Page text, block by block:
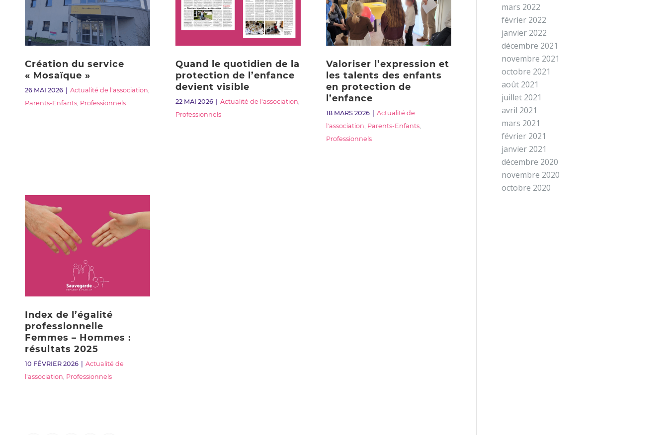
Création du service
« Mosaïque »
26 MAI 2026 Actualité de l'association,
Parents-Enfants, Professionnels
Quand le quotidien de la
protection de l’enfance
devient visible
22 MAI 2026 Actualité de l'association,
Professionnels
Valoriser l’expression et
les talents des enfants
en protection de
l’enfance
18 MARS 2026
Actualité de
l'association, Parents-Enfants,
Professionnels
Index de l’égalité
professionnelle
Femmes – Hommes :
résultats 2025
10 FÉVRIER 2026
Actualité de
l'association Professionnels
mars 2022
février 2022
janvier 2022
décembre 2021
novembre 2021
octobre 2021
août 2021
juillet 2021
avril 2021
mars 2021
février 2021
janvier 2021
décembre 2020
novembre 2020
octobre 2020